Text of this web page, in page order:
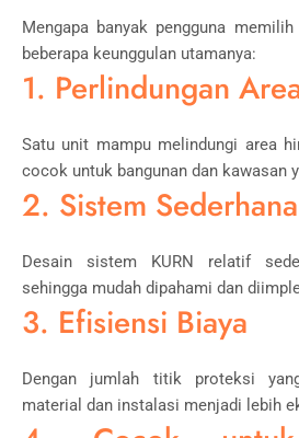
Mengapa banyak pengguna
beberapa keunggulan utamanya:
1. Perlindungan
Satu unit mampu melindungi area
cocok untuk bangunan dan kawasan
2. Sistem
Desain sistem KURN relatif
sehingga mudah dipahami dan
3. Efisiensi Biaya
Dengan jumlah titik proteksi
material dan instalasi menjadi lebih